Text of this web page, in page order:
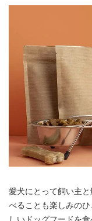
愛犬にとって飼い主
べることも楽しみの
しいドッグフードを